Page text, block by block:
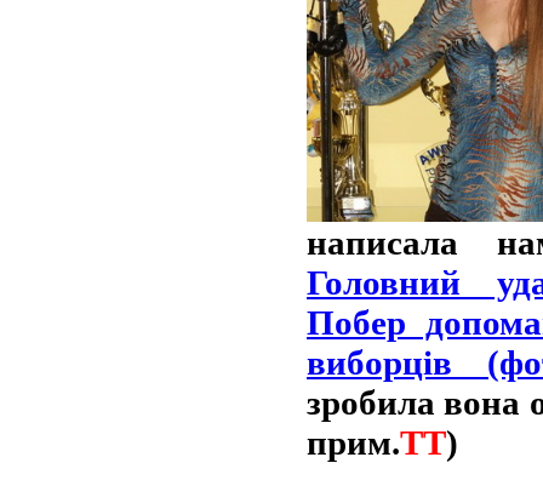
написала
Головний
Побер
виборців
зробила вона
прим.ТТ)